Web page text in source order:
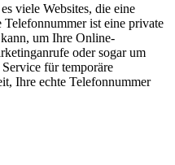
viele Websites, die eine
ist eine private
um Ihre Online-
oder sogar um
für temporäre
Ihre echte Telefonnummer